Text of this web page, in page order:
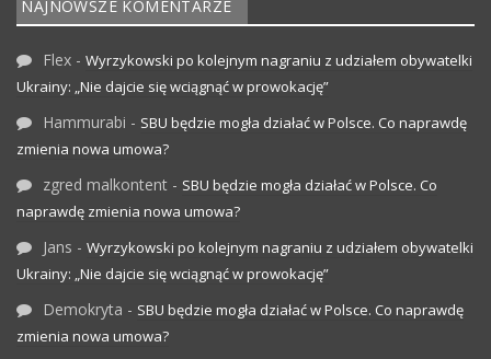
NAJNOWSZE KOMENTARZE
Flex - Wyrzykowski po kolejnym nagraniu z udziałem obywatelki
Ukrainy: „Nie dajcie się wciągnąć w prowokację”
Hammurabi - SBU będzie mogła działać w Polsce. Co naprawdę
zmienia nowa umowa?
zgred malkontent - SBU będzie mogła działać w Polsce. Co
naprawdę zmienia nowa umowa?
Jans - Wyrzykowski po kolejnym nagraniu z udziałem obywatelki
Ukrainy: „Nie dajcie się wciągnąć w prowokację”
Demokryta - SBU będzie mogła działać w Polsce. Co naprawdę
zmienia nowa umowa?